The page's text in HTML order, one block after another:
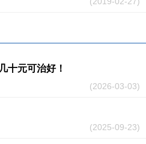
十元可治好！
(2026-03-03)
(2025-09-23)